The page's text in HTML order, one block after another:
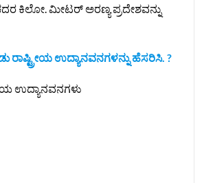
ಕಿಲೋ. ಮೀಟರ್‌ ಅರಣ್ಯ ಪ್ರದೇಶವನ್ನು
ರಾಷ್ಟ್ರೀಯ ಉದ್ಯಾನವನಗಳನ್ನು ಹೆಸರಿಸಿ. ?
ಉದ್ಯಾನವನಗಳು